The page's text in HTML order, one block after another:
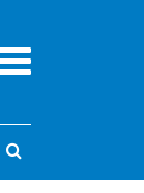
Menu
search